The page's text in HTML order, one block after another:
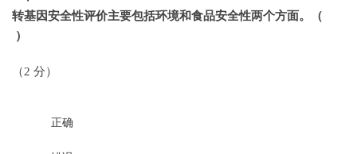
转基因安全性评价主要包括环境和食品安全性两个方面。（
）
（2 分）
正确